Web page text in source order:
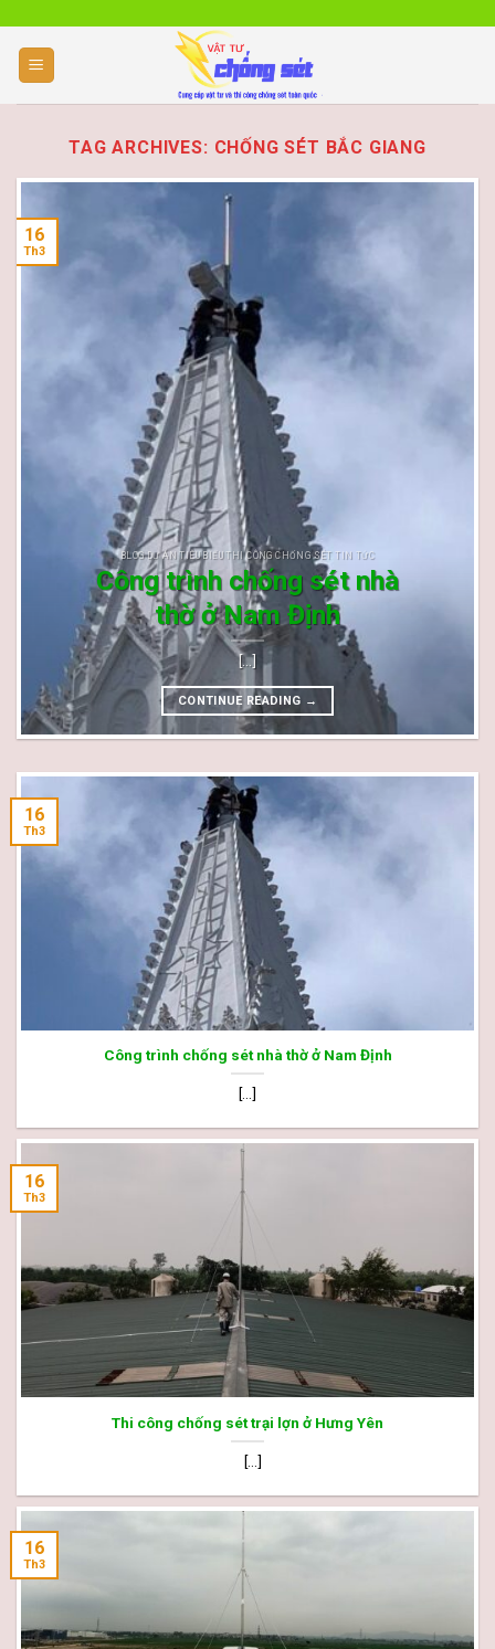
content
TAG ARCHIVES: CHỐNG SÉT BẮC GIANG
BLOG DỰ ÁN TIÊU BIỂU THI CÔNG CHỐNG SÉT TIN TỨC
Công trình chống sét nhà
thờ ở Nam Định
[...]
CONTINUE READING →
16
Th3
Công trình chống sét nhà thờ ở Nam Định
[...]
16
Th3
Thi công chống sét trại lợn ở Hưng Yên
[...]
16
Th3
16
Th3